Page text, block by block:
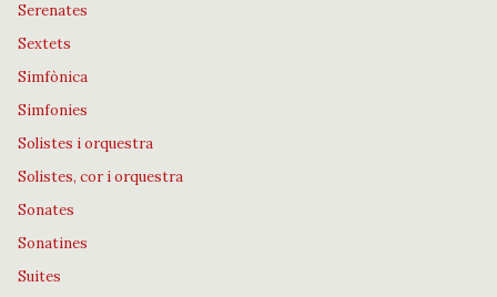
Serenates
Sextets
Simfònica
Simfonies
Solistes i orquestra
Solistes, cor i orquestra
Sonates
Sonatines
Suites